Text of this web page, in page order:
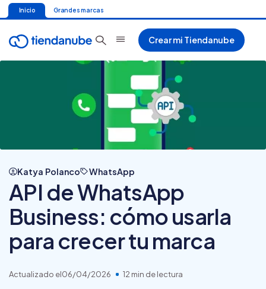
Inicio Grandes marcas
Crear mi Tiendanube
Katya Polanco WhatsApp
API de WhatsApp
Business: cómo usarla
para crecer tu marca
Actualizado el06/04/2026 12 min de lectura